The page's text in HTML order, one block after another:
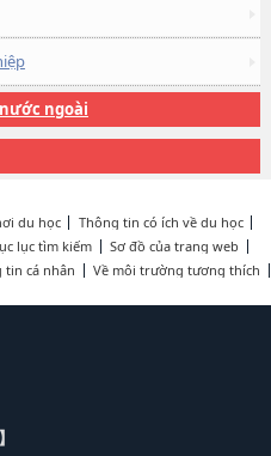
ngoài
du học
Thông tin có ích về du học
lục tìm kiếm
Sơ đồ của trang web
tin cá nhân Về môi trường tương thích